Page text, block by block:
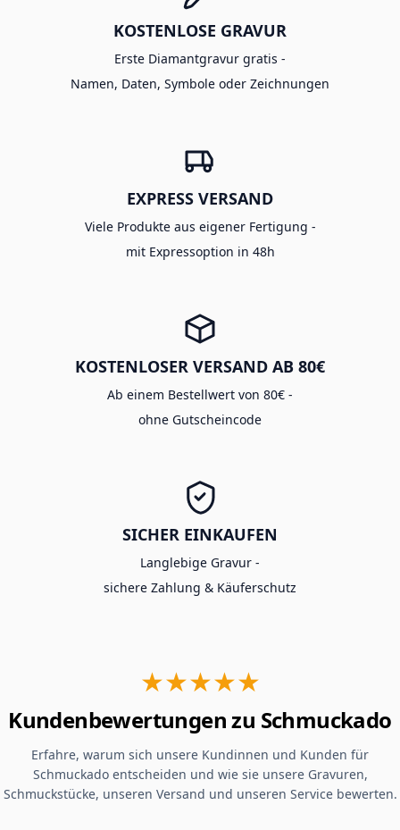
KOSTENLOSE GRAVUR
Erste Diamantgravur gratis -
Namen, Daten, Symbole oder Zeichnungen
EXPRESS VERSAND
Viele Produkte aus eigener Fertigung -
mit Expressoption in 48h
KOSTENLOSER VERSAND AB 80€
Ab einem Bestellwert von 80€ -
ohne Gutscheincode
SICHER EINKAUFEN
Langlebige Gravur -
sichere Zahlung & Käuferschutz
★★★★★
Kundenbewertungen zu Schmuckado
Erfahre, warum sich unsere Kundinnen und Kunden für
Schmuckado entscheiden und wie sie unsere Gravuren,
Schmuckstücke, unseren Versand und unseren Service bewerten.